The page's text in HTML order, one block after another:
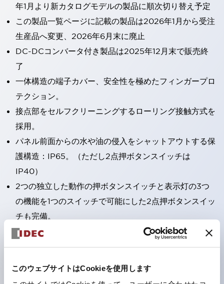
このウェブサイトはCookieを使用します
年1月より新カタログモデルの製品に順次切り替え予定
この製品一覧ページに記載の製品は2026年1月から受注
生産品へ変更、2026年6月末に廃止
DC-DCコンバータ付き製品は2025年12月末で販売終
了
一体構造の端子カバー、安全性を極めたフィンガープロ
テクション。
接点部をセルフクリーニングするローリング接触方式を
採用。
パネル前面からの水や油の侵入をシャットアウトする保
護構造：IP65。（ただし2点押ボタンスイッチは
IP40）
2つの独立した動作の押ボタンスイッチと表示灯の3つ
の機能を1つのスイッチで可能にした2点押ボタンスイッ
チも完備。
ワールドワイドなニーズに対応する各種電圧を完備。
1つで6色の役をこなすLED球（LSRD球）。これまで色